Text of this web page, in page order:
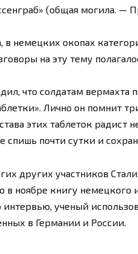
(общая могила. —
в немецких окопах
на эту тему
что солдатам вермахта
Лично он помнит
этих таблеток радист
спишь почти сутки и
других участников
ноябре книгу немецкого
ученый
в Германии и России.